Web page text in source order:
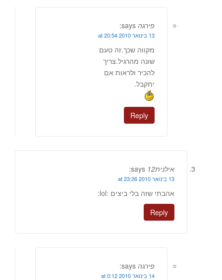
פירגה says:
13 בינואר 2010 at 20:54
מקווה שכך.זה טעם
שונה מהרגיל.צריך
להכיר ולראות אם
יתקבל.
Reply
אילנית12 says:
13 בינואר 2010 at 23:26
אהבתי שזה בלי ביצים :lol:
Reply
פירגה says:
14 בינואר 2010 at 0:12